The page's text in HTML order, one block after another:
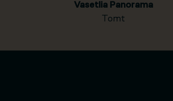
Vasetlia Panorama
Tomt